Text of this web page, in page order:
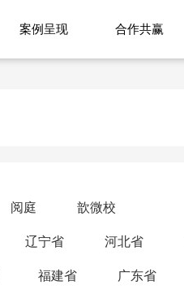
案例呈现 合作共赢
阅庭 歆微校
辽宁省 河北省
福建省 广东省